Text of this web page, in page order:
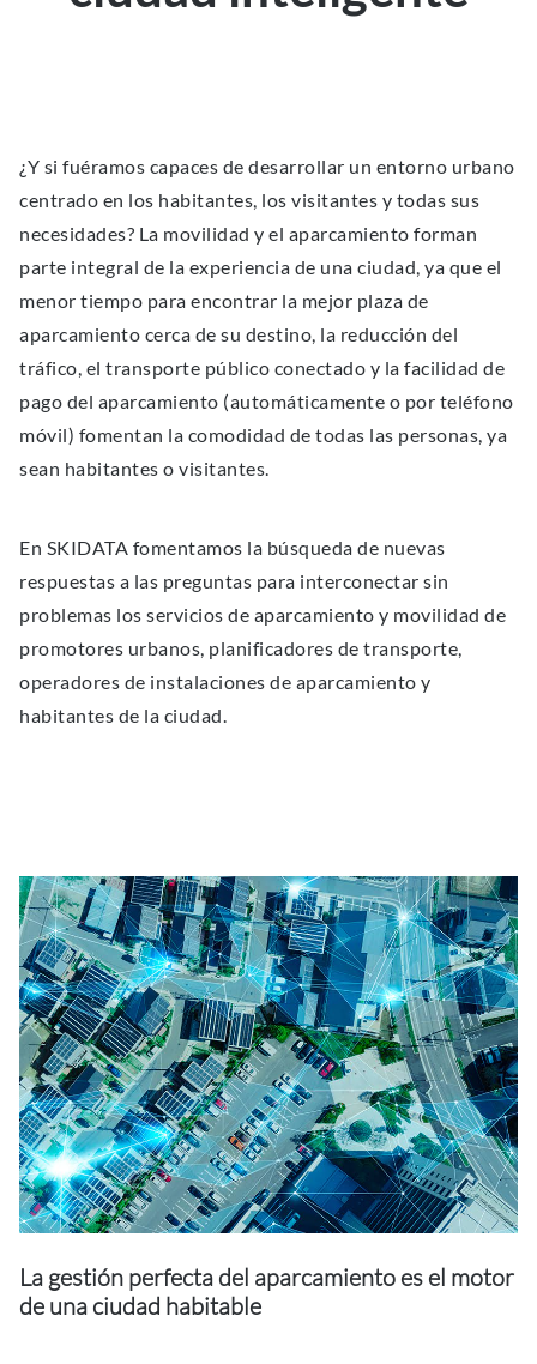
¿Y si fuéramos capaces de desarrollar un entorno urbano
centrado en los habitantes, los visitantes y todas sus
necesidades? La movilidad y el aparcamiento forman
parte integral de la experiencia de una ciudad, ya que el
menor tiempo para encontrar la mejor plaza de
aparcamiento cerca de su destino, la reducción del
tráfico, el transporte público conectado y la facilidad de
pago del aparcamiento (automáticamente o por teléfono
móvil) fomentan la comodidad de todas las personas, ya
sean habitantes o visitantes.
En SKIDATA fomentamos la búsqueda de nuevas
respuestas a las preguntas para interconectar sin
problemas los servicios de aparcamiento y movilidad de
promotores urbanos, planificadores de transporte,
operadores de instalaciones de aparcamiento y
habitantes de la ciudad.
La gestión perfecta del aparcamiento es el motor
de una ciudad habitable